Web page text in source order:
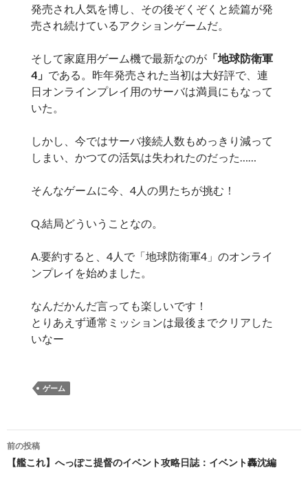
発売され人気を博し、その後ぞくぞくと続篇が発
売され続けているアクションゲームだ。
そして家庭用ゲーム機で最新なのが「地球防衛軍
4」 である。昨年発売された当初は大好評で、連
日オンラインプレイ用のサーバは満員にもなって
いた。
しかし、今ではサーバ接続人数もめっきり減って
しまい、かつての活気は失われたのだった……
そんなゲームに今、4人の男たちが挑む！
Q.結局どういうことなの。
A.要約すると、4人で「地球防衛軍4」のオンライ
ンプレイを始めました。
なんだかんだ言っても楽しいです！
とりあえず通常ミッションは最後までクリアした
いなー
ゲーム
投
稿
前の投稿
【艦これ】へっぽこ提督のイベント攻略日誌：イベント轟沈編